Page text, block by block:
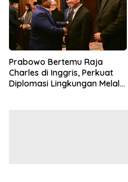
Prabowo Bertemu Raja
Charles di Inggris, Perkuat
Diplomasi Lingkungan Melalui